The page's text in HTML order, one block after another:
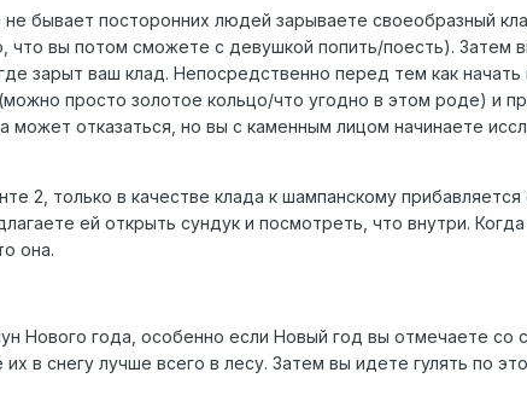
бывает посторонних людей зарываете своеобразный
что вы потом сможете с девушкой попить/поесть). Затем
зарыт ваш клад. Непосредственно перед тем как
просто золотое кольцо/что угодно в этом роде) и
отказаться, но вы с каменным лицом начинаете
2, только в качестве клада к шампанскому
ей открыть сундук и посмотреть, что внутри.
она.
Нового года, особенно если Новый год вы отмечаете со
в снегу лучше всего в лесу. Затем вы идете гулять по